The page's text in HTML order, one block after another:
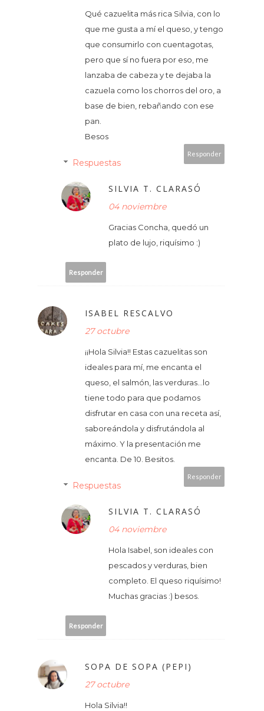
Qué cazuelita más rica Silvia, con lo
que me gusta a mí el queso, y tengo
que consumirlo con cuentagotas,
pero que sí no fuera por eso, me
lanzaba de cabeza y te dejaba la
cazuela como los chorros del oro, a
base de bien, rebañando con ese
pan.
Besos
Responder
Respuestas
SILVIA T. CLARASÓ
04 noviembre
Gracias Concha, quedó un
plato de lujo, riquísimo :)
Responder
ISABEL RESCALVO
27 octubre
¡¡Hola Silvia!! Estas cazuelitas son
ideales para mí, me encanta el
queso, el salmón, las verduras...lo
tiene todo para que podamos
disfrutar en casa con una receta así,
saboreándola y disfrutándola al
máximo. Y la presentación me
encanta. De 10. Besitos.
Responder
Respuestas
SILVIA T. CLARASÓ
04 noviembre
Hola Isabel, son ideales con
pescados y verduras, bien
completo. El queso riquísimo!
Muchas gracias :) besos.
Responder
SOPA DE SOPA (PEPI)
27 octubre
Hola Silvia!!